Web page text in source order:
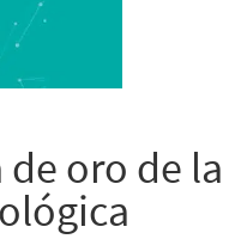
de oro de la